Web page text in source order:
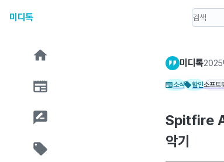
미디톡
미디톡2025
소식 할인소프트
Spitfire
악기